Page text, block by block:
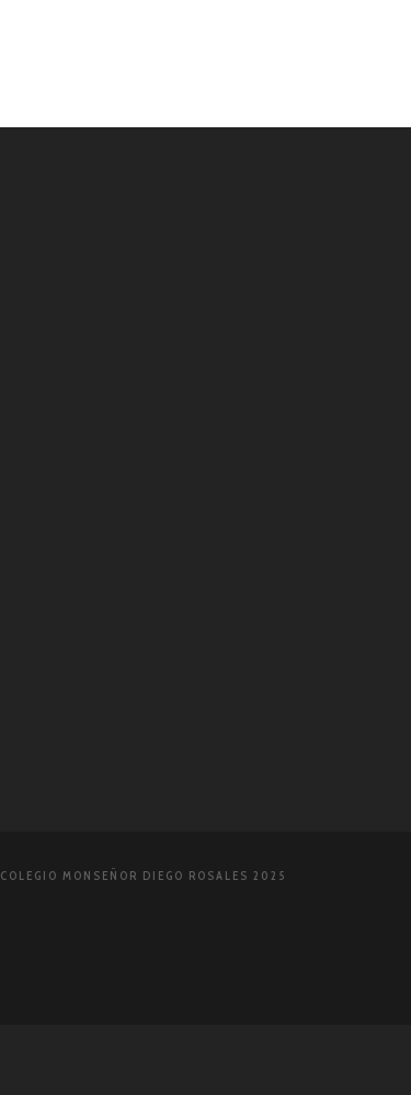
COLEGIO MONSEÑOR DIEGO ROSALES 2025